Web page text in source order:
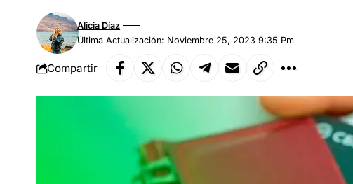
Última Actualización: Noviembre 25, 2023 9:35 Pm
Alicia Díaz
Compartir